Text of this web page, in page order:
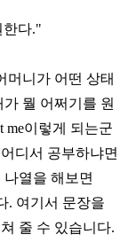
한다."
머니가 어떤 상태
뭘 어쩌기를 원
me이렇게 되는군
어디서 공부하냐면
열을 해보면
. 여기서 문장을
줄 수 있습니다.